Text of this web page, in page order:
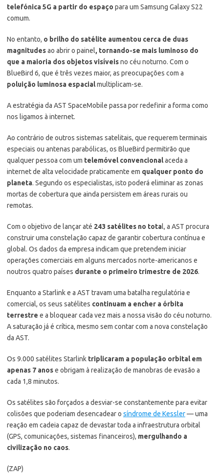
telefónica 5G a partir do espaço para um Samsung Galaxy S22
comum.
No entanto, o brilho do satélite aumentou cerca de duas
magnitudesao abrir o painel, tornando-se mais luminoso do
que a maioria dos objetos visíveisno céu noturno. Com o
BlueBird 6, que é três vezes maior, as preocupações com a
poluição luminosa espacialmultiplicam-se.
A estratégia da AST SpaceMobile passa por redefinir a forma como
nos ligamos à internet.
Ao contrário de outros sistemas satelitais, que requerem terminais
especiais ou antenas parabólicas, os BlueBird permitirão que
qualquer pessoa com um telemóvel convencionalaceda a
internet de alta velocidade praticamente em qualquer ponto do
planeta. Segundo os especialistas, isto poderá eliminar as zonas
mortas de cobertura que ainda persistem em áreas rurais ou
remotas.
Com o objetivo de lançar até 243 satélites no total, a AST procura
construir uma constelação capaz de garantir cobertura contínua e
global. Os dados da empresa indicam que pretendem iniciar
operações comerciais em alguns mercados norte-americanos e
noutros quatro países durante o primeiro trimestre de 2026.
Enquanto a Starlink e a AST travam uma batalha regulatória e
comercial, os seus satélites continuam a encher a órbita
terrestre e a bloquear cada vez mais a nossa visão do céu noturno.
A saturação já é crítica, mesmo sem contar com a nova constelação
da AST.
Os 9.000 satélites Starlink triplicaram a população orbital em
apenas 7 anose obrigam à realização de manobras de evasão a
cada 1,8 minutos.
Os satélites são forçados a desviar-se constantemente para evitar
colisões que poderiam desencadear o síndrome de Kessler— uma
reação em cadeia capaz de devastar toda a infraestrutura orbital
(GPS, comunicações, sistemas financeiros), mergulhando a
civilização no caos.
(ZAP)